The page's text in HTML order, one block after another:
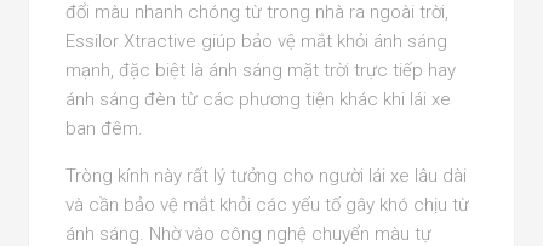
đổi màu nhanh chóng từ trong nhà ra ngoài trời,
Essilor Xtractive giúp bảo vệ mắt khỏi ánh sáng
mạnh, đặc biệt là ánh sáng mặt trời trực tiếp hay
ánh sáng đèn từ các phương tiện khác khi lái xe
ban đêm.
Tròng kính này rất lý tưởng cho người lái xe lâu dài
và cần bảo vệ mắt khỏi các yếu tố gây khó chịu từ
ánh sáng. Nhờ vào công nghệ chuyển màu tự